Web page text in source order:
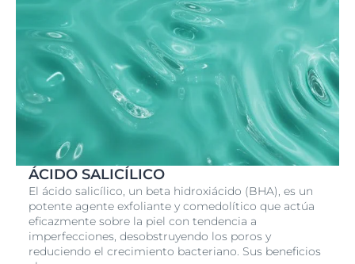
ÁCIDO SALICÍLICO
El ácido salicílico, un beta hidroxiácido (BHA), es un
potente agente exfoliante y comedolítico que actúa
eficazmente sobre la piel con tendencia a
imperfecciones, desobstruyendo los poros y
reduciendo el crecimiento bacteriano. Sus beneficios